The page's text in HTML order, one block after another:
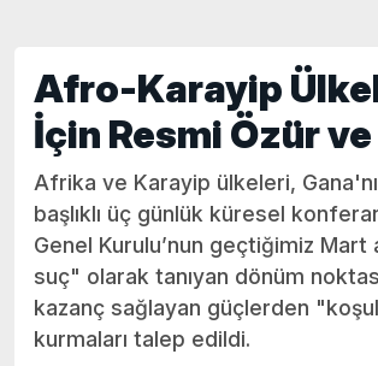
Afro-Karayip
İçin Resmi Özür
Afrika ve Karayip ülkeleri,
başlıklı üç günlük küresel
Genel Kurulu’nun geçtiğimiz
suç" olarak tanıyan dönüm
kazanç sağlayan güçlerden
kurmaları talep edildi.